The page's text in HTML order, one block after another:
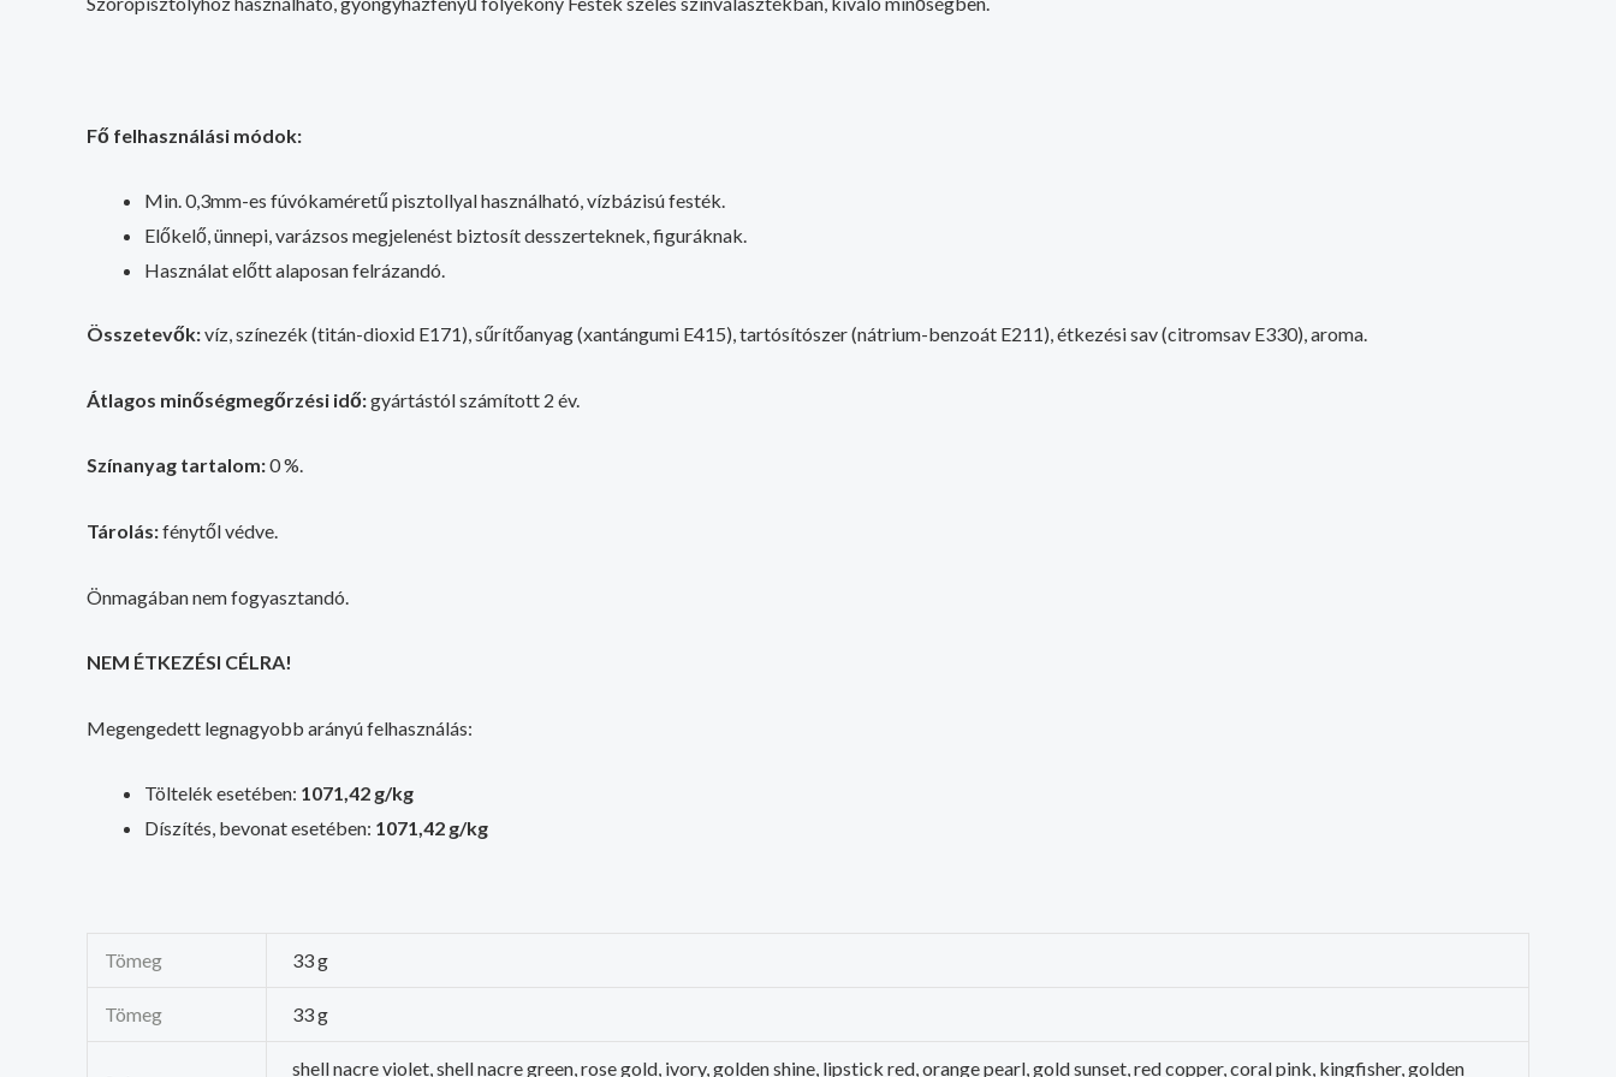
Fő felhasználási módok:
Min. 0,3mm-es fúvókaméretű pisztollyal használható, vízbázisú festék.
Előkelő, ünnepi, varázsos megjelenést biztosít desszerteknek, figuráknak.
Használat előtt alaposan felrázandó.
Összetevők:víz, színezék (titán-dioxid E171), sűrítőanyag (xantángumi E415), tartósítószer (nátrium-benzoát E211), étkezési sav (citromsav E330), aroma.
Átlagos minőségmegőrzési idő:gyártástól számított 2 év.
Színanyag tartalom:0 %.
Tárolás:fénytől védve.
Önmagában nem fogyasztandó.
NEM ÉTKEZÉSI CÉLRA!
Megengedett legnagyobb arányú felhasználás:
Töltelék esetében: 1071,42 g/kg
Díszítés, bevonat esetében: 1071,42 g/kg
Tömeg 33 g
Tömeg 33 g
shell nacre violet, shell nacre green, rose gold, ivory, golden shine, lipstick red, orange pearl, gold sunset, red copper, coral pink, kingfisher, golden